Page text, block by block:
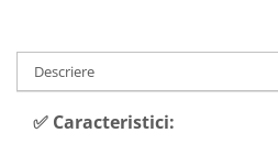
Descriere
✅ Caracteristici: